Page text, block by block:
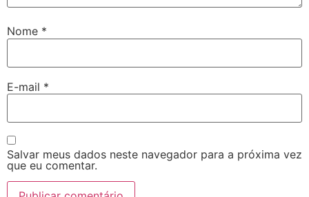
Nome *
E-mail *
Salvar meus dados neste navegador para a próxima vez
que eu comentar.